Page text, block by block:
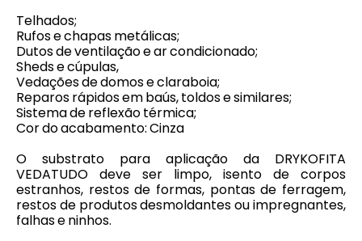
Telhados;
Rufos e chapas metálicas;
Dutos de ventilação e ar condicionado;
Sheds e cúpulas,
Vedações de domos e claraboia;
Reparos rápidos em baús, toldos e similares;
Sistema de reflexão térmica;
Cor do acabamento: Cinza
O substrato para aplicação da DRYKOFITA
VEDATUDO deve ser limpo, isento de corpos
estranhos, restos de formas, pontas de ferragem,
restos de produtos desmoldantes ou impregnantes,
falhas e ninhos.